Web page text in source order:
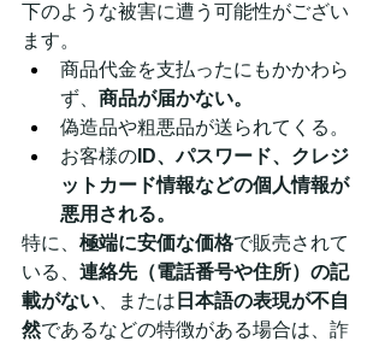
下のような被害に遭う可能性がござい
ます。
商品代金を支払ったにもかかわら
ず、 商品が届かない。
偽造品や粗悪品が送られてくる。
お客様の ID、パスワード、クレジ
ットカード情報などの個人情報が
悪用される。
特に、 極端に安価な価格で販売されて
いる、 連絡先（電話番号や住所）の記
載がない 、または 日本語の表現が不自
然であるなどの特徴がある場合は、詐